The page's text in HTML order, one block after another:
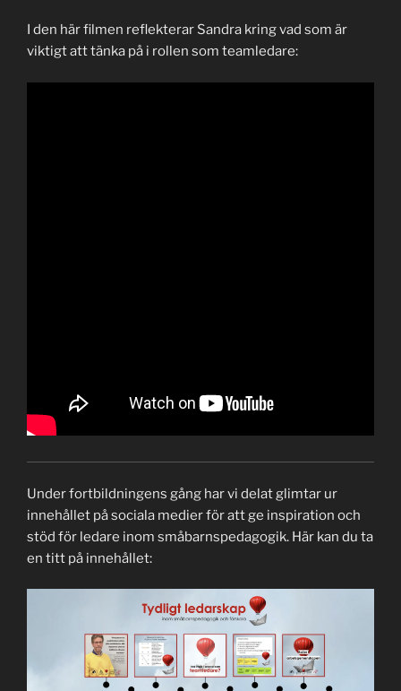
I den här filmen reflekterar Sandra kring vad som är
viktigt att tänka på i rollen som teamledare:
Under fortbildningens gång har vi delat glimtar ur
innehållet på sociala medier för att ge inspiration och
stöd för ledare inom småbarnspedagogik. Här kan du ta
en titt på innehållet: